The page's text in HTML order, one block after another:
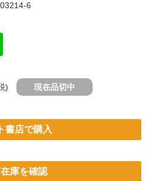
6
) 現在品切中
書店で購入
庫を確認